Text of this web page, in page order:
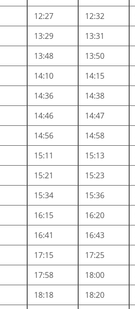
12:27 12:32
13:29 13:31
13:48 13:50
14:10 14:15
14:36 14:38
14:46 14:47
14:56 14:58
15:11 15:13
15:21 15:23
15:34 15:36
16:15 16:20
16:41 16:43
17:15 17:25
17:58 18:00
18:18 18:20